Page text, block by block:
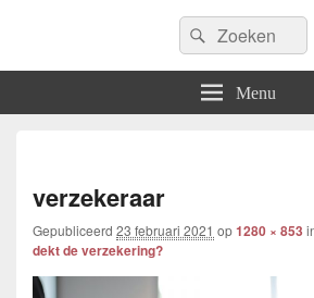
Search
for:
Search
Menu
verzekeraar
Gepubliceerd 23 februari 2021 op1280 × 853
dekt de verzekering?